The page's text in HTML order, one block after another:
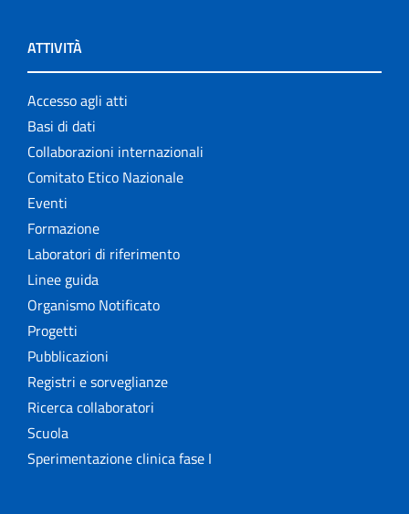
ATTIVITÀ
Accesso agli atti
Basi di dati
Collaborazioni internazionali
Comitato Etico Nazionale
Eventi
Formazione
Laboratori di riferimento
Linee guida
Organismo Notificato
Progetti
Pubblicazioni
Registri e sorveglianze
Ricerca collaboratori
Scuola
Sperimentazione clinica fase I